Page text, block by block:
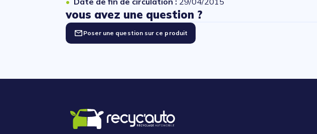
vous avez une question ?
Poser une question sur ce produit